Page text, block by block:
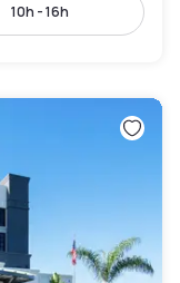
10h - 16h